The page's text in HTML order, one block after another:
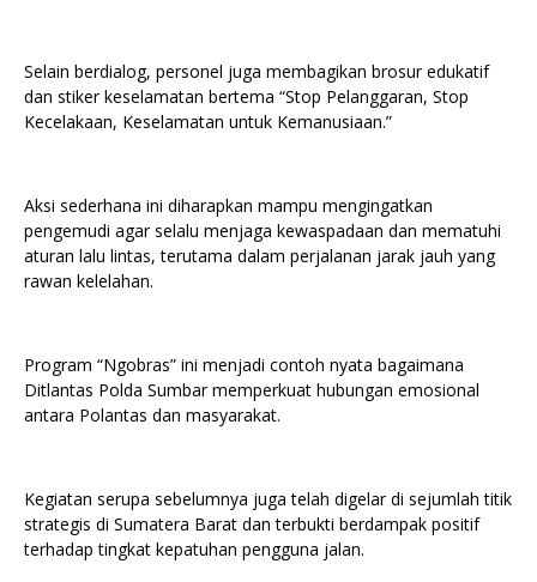
Selain berdialog, personel juga membagikan brosur edukatif
dan stiker keselamatan bertema “Stop Pelanggaran, Stop
Kecelakaan, Keselamatan untuk Kemanusiaan.”
Aksi sederhana ini diharapkan mampu mengingatkan
pengemudi agar selalu menjaga kewaspadaan dan mematuhi
aturan lalu lintas, terutama dalam perjalanan jarak jauh yang
rawan kelelahan.
Program “Ngobras” ini menjadi contoh nyata bagaimana
Ditlantas Polda Sumbar memperkuat hubungan emosional
antara Polantas dan masyarakat.
Kegiatan serupa sebelumnya juga telah digelar di sejumlah titik
strategis di Sumatera Barat dan terbukti berdampak positif
terhadap tingkat kepatuhan pengguna jalan.